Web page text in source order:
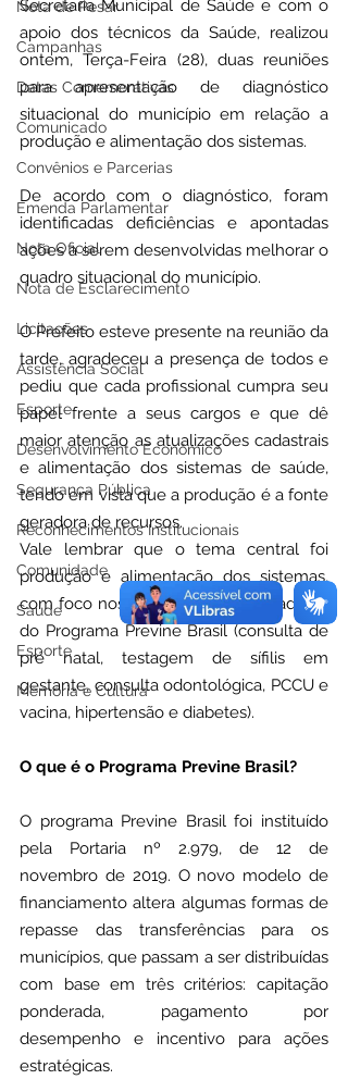
Nota de Pesar
Campanhas
Datas Comemorativas
Comunicado
Convênios e Parcerias
Emenda Parlamentar
Nota Oficial
Nota de Esclarecimento
Licitações
Assistência Social
Esporte
Desenvolvimento Econômico
Segurança Pública
Reconhecimentos Institucionais
Comunidade
Saúde
Esporte
Memória e Cultura
Secretaria Municipal de Saúde e com o
apoio dos técnicos da Saúde, realizou
ontem, Terça-Feira (28), duas reuniões
para apresentação de diagnóstico
situacional do município em relação a
produção e alimentação dos sistemas.
De acordo com o diagnóstico, foram
identificadas deficiências e apontadas
ações a serem desenvolvidas melhorar o
quadro situacional do município.
O Prefeito esteve presente na reunião da
tarde, agradeceu a presença de todos e
pediu que cada profissional cumpra seu
papel frente a seus cargos e que dê
maior atenção as atualizações cadastrais
e alimentação dos sistemas de saúde,
tendo em vista que a produção é a fonte
geradora de recursos.
Vale lembrar que o tema central foi
produção e alimentação dos sistemas,
com foco nos sete principais indicadores
do Programa Previne Brasil (consulta de
pré natal, testagem de sífilis em
gestante, consulta odontológica, PCCU e
vacina, hipertensão e diabetes).
O que é o Programa Previne Brasil?
O programa Previne Brasil foi instituído
pela Portaria nº 2.979, de 12 de
novembro de 2019. O novo modelo de
financiamento altera algumas formas de
repasse das transferências para os
municípios, que passam a ser distribuídas
com base em três critérios: capitação
ponderada, pagamento por
desempenho e incentivo para ações
estratégicas.